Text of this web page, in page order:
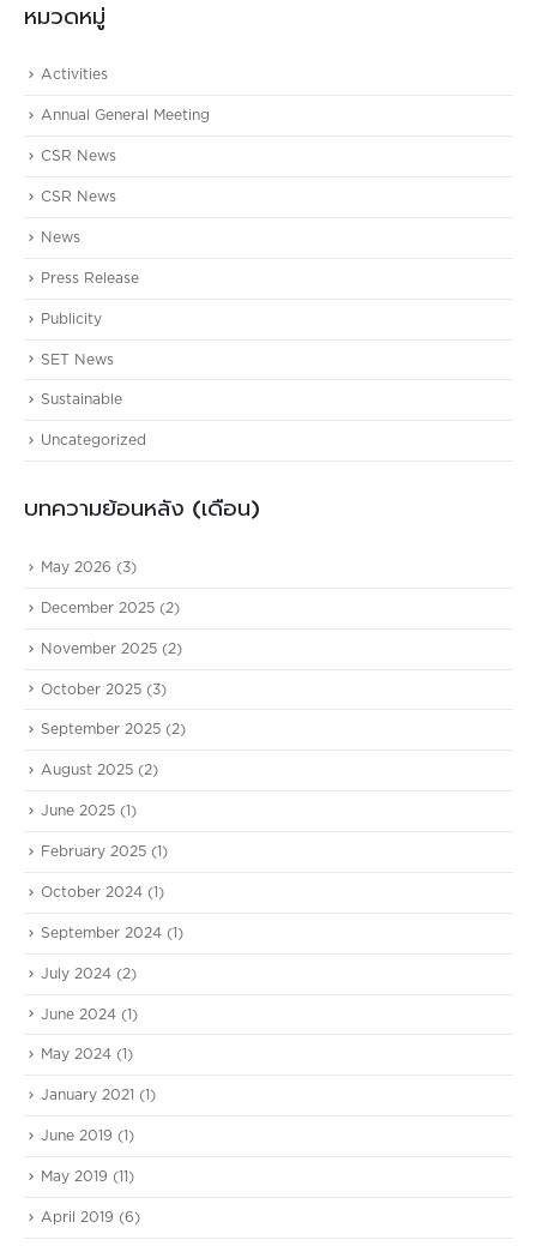
หมวดหมู่
Activities
Annual General Meeting
CSR News
CSR News
News
Press Release
Publicity
SET News
Sustainable
Uncategorized
บทความย้อนหลัง (เดือน)
May 2026 (3)
December 2025 (2)
November 2025 (2)
October 2025 (3)
September 2025 (2)
August 2025 (2)
June 2025 (1)
February 2025 (1)
October 2024 (1)
September 2024 (1)
July 2024 (2)
June 2024 (1)
May 2024 (1)
January 2021 (1)
June 2019 (1)
May 2019 (11)
April 2019 (6)